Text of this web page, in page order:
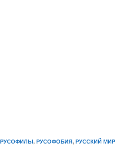
РУСОФИЛЫ, РУСОФОБИЯ, РУССКИЙ МИР